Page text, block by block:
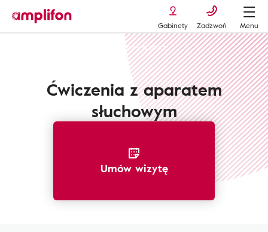
Gabinety Zadzwoń
Menu
Aparat słuchowy a sport
Ćwiczenia z aparatem
słuchowym
Umów wizytę